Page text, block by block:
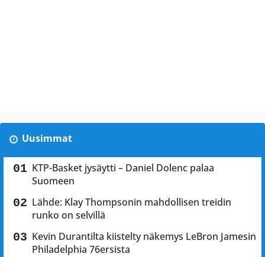
Uusimmat
KTP-Basket jysäytti – Daniel Dolenc palaa
Suomeen
Lähde: Klay Thompsonin mahdollisen treidin
runko on selvillä
Kevin Durantilta kiistelty näkemys LeBron Jamesin
Philadelphia 76ersista